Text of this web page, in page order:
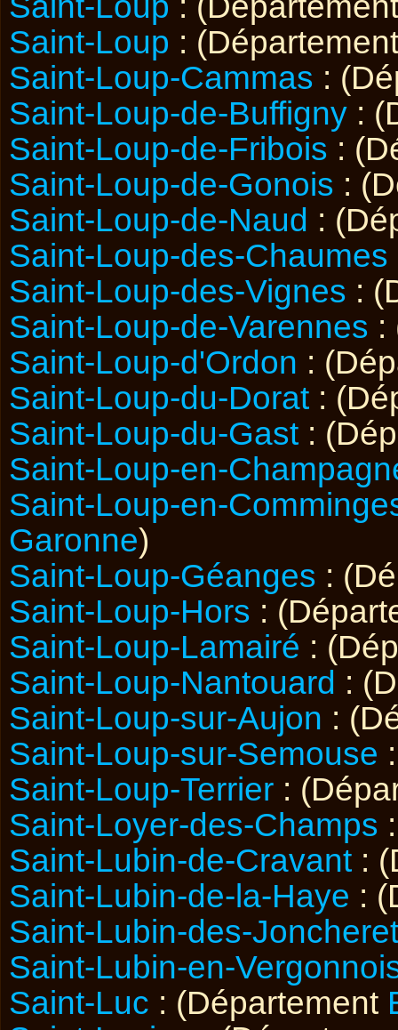
Saint-Loup :
Saint-Loup-Cammas :
Saint-Loup-de-Buffigny :
Saint-Loup-de-Fribois :
Saint-Loup-de-Gonois :
Saint-Loup-de-Naud :
Saint-Loup-des-Chaumes
Saint-Loup-des-Vignes :
Saint-Loup-de-Varennes :
Saint-Loup-d'Ordon :
Saint-Loup-du-Dorat :
Saint-Loup-du-Gast :
Saint-Loup-en-
Saint-Loup-en-
Garonne)
Saint-Loup-Géanges :
Saint-Loup-Hors :
Saint-Loup-Lamairé :
Saint-Loup-Nantouard :
Saint-Loup-sur-Aujon :
Saint-Loup-sur-Semouse
Saint-Loup-Terrier :
Saint-Loyer-des-Champs
Saint-Lubin-de-Cravant :
Saint-Lubin-de-la-Haye :
Saint-Lubin-des-
Saint-Lubin-en-
Saint-Luc : (Département